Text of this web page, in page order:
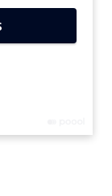
avec des